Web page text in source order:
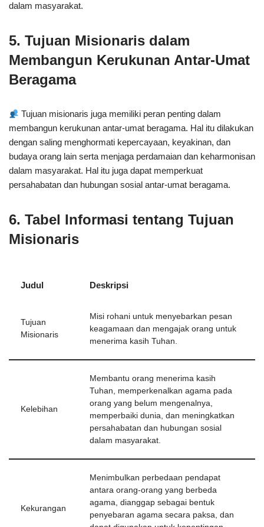
dalam masyarakat.
5. Tujuan Misionaris dalam
Membangun Kerukunan Antar-Umat
Beragama
Tujuan misionaris juga memiliki peran penting dalam
membangun kerukunan antar-umat beragama. Hal itu dilakukan
dengan saling menghormati kepercayaan, keyakinan, dan
budaya orang lain serta menjaga perdamaian dan keharmonisan
dalam masyarakat. Hal itu juga dapat memperkuat
persahabatan dan hubungan sosial antar-umat beragama.
6. Tabel Informasi tentang Tujuan
Misionaris
Judul Deskripsi
Tujuan
Misionaris
Misi rohani untuk menyebarkan pesan
keagamaan dan mengajak orang untuk
menerima kasih Tuhan.
Kelebihan
Membantu orang menerima kasih
Tuhan, memperkenalkan agama pada
orang yang belum mengenalnya,
memperbaiki dunia, dan meningkatkan
persahabatan dan hubungan sosial
dalam masyarakat.
Kekurangan
Menimbulkan perbedaan pendapat
antara orang-orang yang berbeda
agama, dianggap sebagai bentuk
penyebaran agama secara paksa, dan